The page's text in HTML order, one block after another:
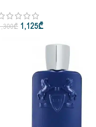
125ml
₾ 1,125₾